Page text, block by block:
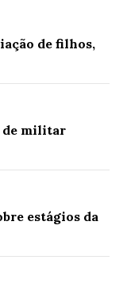
de filhos,
de militar
estágios da